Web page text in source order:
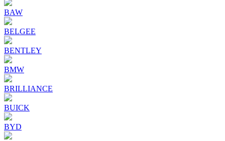
BAW
BELGEE
BENTLEY
BMW
BRILLIANCE
BUICK
BYD